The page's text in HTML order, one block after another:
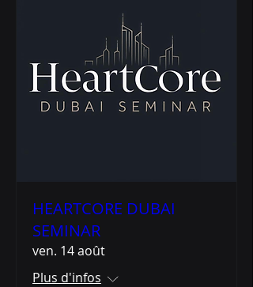
HEARTCORE DUBAI
SEMINAR
ven. 14 août
Plus d'infos